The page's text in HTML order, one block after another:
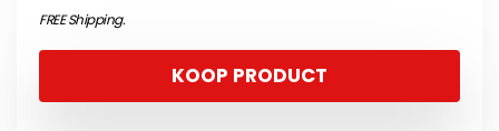
FREE Shipping.
KOOP PRODUCT